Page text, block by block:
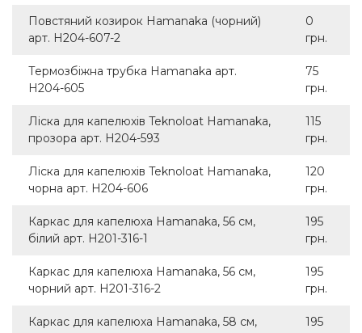
Повстяний козирок Hamanaka (чорний)
арт. H204-607-2
0
грн.
Термозбіжна трубка Hamanaka арт.
H204-605
75
грн.
Ліска для капелюхів Teknoloat Hamanaka,
прозора арт. H204-593
115
грн.
Ліска для капелюхів Teknoloat Hamanaka,
чорна арт. H204-606
120
грн.
Каркас для капелюха Hamanaka, 56 см,
білий арт. H201-316-1
195
грн.
Каркас для капелюха Hamanaka, 56 см,
чорний арт. H201-316-2
195
грн.
Каркас для капелюха Hamanaka, 58 см,
195